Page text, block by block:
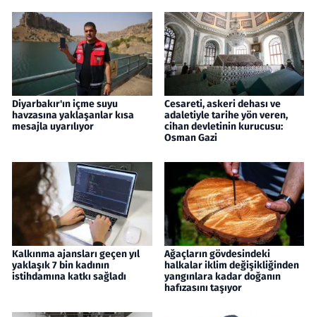
Diyarbakır'ın içme suyu
havzasına yaklaşanlar kısa
mesajla uyarılıyor
Cesareti, askeri dehası ve
adaletiyle tarihe yön veren,
cihan devletinin kurucusu:
Osman Gazi
Kalkınma ajansları geçen yıl
yaklaşık 7 bin kadının
istihdamına katkı sağladı
Ağaçların gövdesindeki
halkalar iklim değişikliğinden
yangınlara kadar doğanın
hafızasını taşıyor